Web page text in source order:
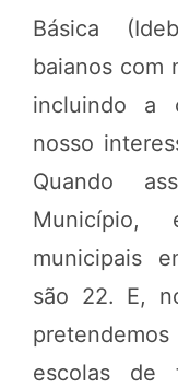
Básica
baianos com
incluindo a
nosso
Quando
Município,
municipais
são 22. E,
escolas de